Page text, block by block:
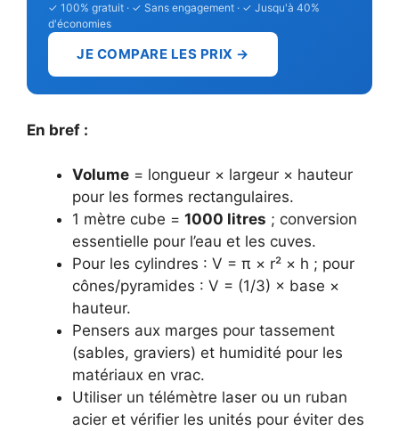
✓ 100% gratuit · ✓ Sans engagement · ✓ Jusqu'à 40%
d'économies
JE COMPARE LES PRIX →
En bref :
Volume = longueur × largeur × hauteur
pour les formes rectangulaires.
1 mètre cube = 1000 litres ; conversion
essentielle pour l’eau et les cuves.
Pour les cylindres : V = π × r² × h ; pour
cônes/pyramides : V = (1/3) × base ×
hauteur.
Pensers aux marges pour tassement
(sables, graviers) et humidité pour les
matériaux en vrac.
Utiliser un télémètre laser ou un ruban
acier et vérifier les unités pour éviter des